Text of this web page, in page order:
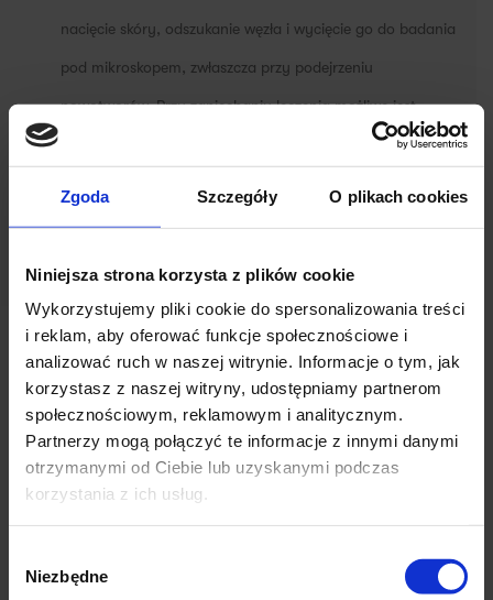
Zgoda Szczegóły O plikach cookies
Niniejsza strona korzysta z plików cookie
Wykorzystujemy pliki cookie do spersonalizowania treści
i reklam, aby oferować funkcje społecznościowe i
analizować ruch w naszej witrynie. Informacje o tym, jak
korzystasz z naszej witryny, udostępniamy partnerom
społecznościowym, reklamowym i analitycznym.
Partnerzy mogą połączyć te informacje z innymi danymi
otrzymanymi od Ciebie lub uzyskanymi podczas
korzystania z ich usług.
zgody
Niezbędne
nacięcie skóry, odszukanie węzła i wycięcie go do badania
pod mikroskopem, zwłaszcza przy podejrzeniu
nowotworów. Przy zaniechaniu leczenia możliwe jest
pogorszenie stanu zdrowia. Nie ma alternatywnej metody
ogólnym, prowadzona jest z rozległego, długiego cięcia na
powierzchni bocznej szyi, od obojczyka do kąta żuchwy i ma na
celu usunięcie węzłów chłonnych przy podejrzeniu występowania
w nich przerzutów lub gdy istnieje pewność, że w powiększonych
węzłach są już przerzuty nowotworu. Rozległość zabiegu i liczba
dodatkowo usuniętych struktur anatomicznych zależą wyłącznie
od wielkości guza przerzutowego i od naciekania przez nowotwór
mięśni, naczyń i nerwów.
małych nowotworach i obejmuje wybrany fragment szyi.